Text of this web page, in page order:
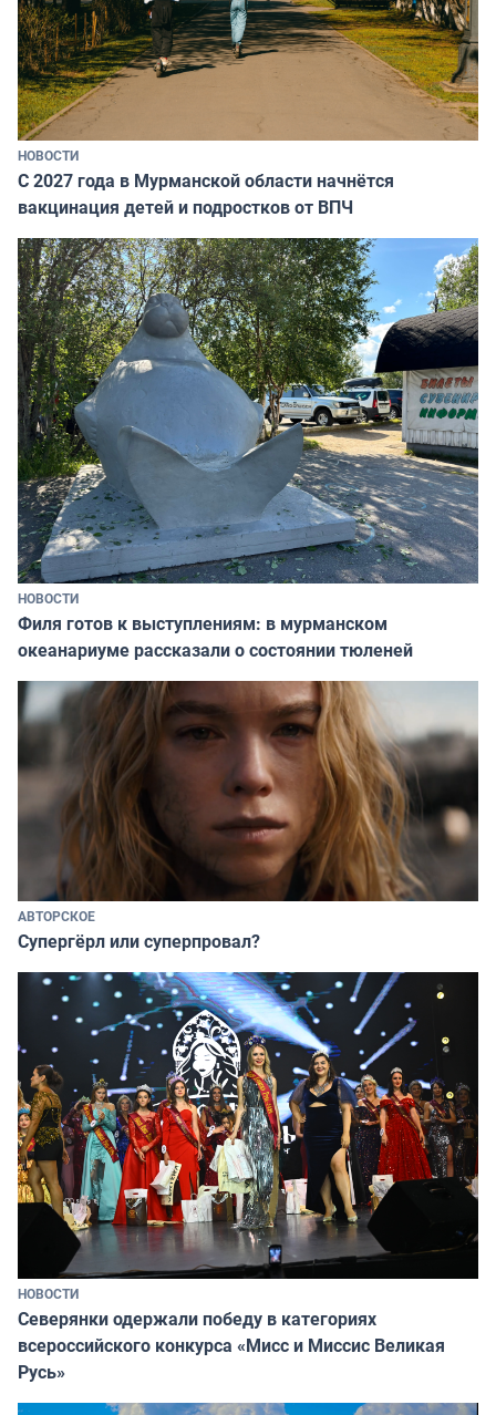
НОВОСТИ
С 2027 года в Мурманской области начнётся
вакцинация детей и подростков от ВПЧ
НОВОСТИ
Филя готов к выступлениям: в мурманском
океанариуме рассказали о состоянии тюленей
АВТОРСКОЕ
Супергёрл или суперпровал?
НОВОСТИ
Северянки одержали победу в категориях
всероссийского конкурса «Мисс и Миссис Великая
Русь»